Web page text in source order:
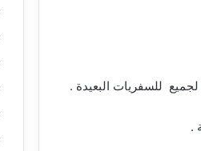
للسفريات البعيدة .